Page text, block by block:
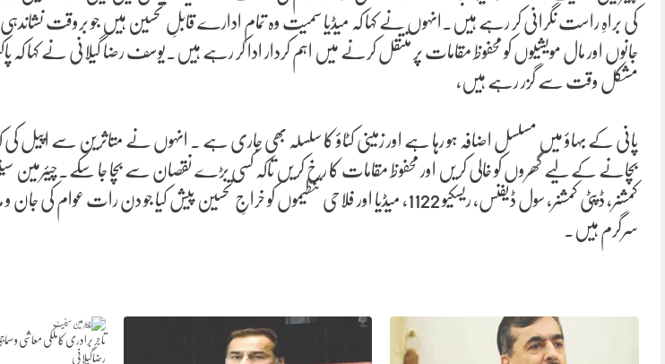
کی براہِ راست نگرانی کر رہے ہیں۔انہوں نے کہا کہ میڈیا سمیت وہ تمام ادارے قابلِ تحسین ہیں جو بروقت
جانوں اور مال مویشیوں کو محفوظ مقامات پر منتقل کرنے میں اہم کردار ادا کر رہے ہیں۔یوسف رضا گیلانی نے کہا کہ
مشکل وقت سے گزر رہے ہیں،
پانی کے بہاؤ میں مسلسل اضافہ ہو رہا ہے اور زمینی کٹاؤ کا سلسلہ بھی جاری ہے ۔ انہوں نے متاثرین سے اپیل کی کہ
بچانے کے لیے گھروں کو خالی کریں اور محفوظ مقامات کا رخ کریں تاکہ کسی بڑے نقصان سے بچا جا سکے۔چیئرمین
کمشنر، ڈپٹی کمشنر، سول ڈیفنس، ریسکیو 1122، میڈیا اور فلاحی تنظیموں کو خراجِ تحسین پیش کیا جو دن
سرگرم ہیں۔
تاجر برادری کاملکی معاشی
رضاگیلانی